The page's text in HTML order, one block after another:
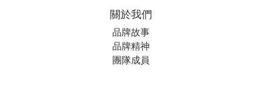
關於我們
品牌故事
品牌精神
團隊成員